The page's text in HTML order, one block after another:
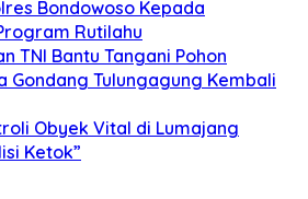
Bondowoso Kepada
Rutilahu
TNI Bantu Tangani Pohon
Gondang Tulungagung Kembali
Obyek Vital di Lumajang
Ketok”